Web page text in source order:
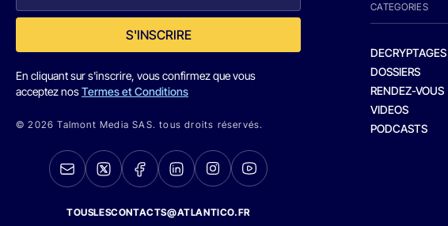
S'INSCRIRE
En cliquant sur s'inscrire, vous confirmez que vous
acceptez nosTermes et Conditions
© 2026 Talmont Media SAS. tous droits réservés.
TOUSLESCONTACTS@ATLANTICO.FR
CATEGORIES
DECRYPTAGES
DOSSIERS
RENDEZ-VOUS
VIDEOS
PODCASTS